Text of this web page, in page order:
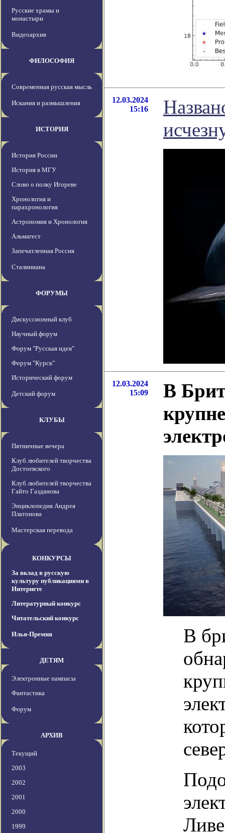
Русские храмы и
монастыри
Видеоархив
ФИЛОСОФИЯ
Современная русская мысль
Искания и размышления
ИСТОРИЯ
История России
История в МГУ
Слово о полку Игореве
Хронология и
парахронология
Астрономия и Хронология
Альмагест
Запечатленная Россия
Сталиниана
ФОРУМЫ
Дискуссионный клуб
Научный форум
Форум "Русская идея"
Форум "Курск"
Исторический форум
Детский форум
КЛУБЫ
Пятничные вечера
Клуб любителей творчества
Достоевского
Клуб любителей творчества
Гайто Газданова
Энциклопедия Андрея
Платонова
Мастерская перевода
КОНКУРСЫ
За вклад в русскую
культуру публикациями в
Интернете
Литературный конкурс
Читательский конкурс
Илья-Премия
ДЕТЯМ
Электронные пампасы
Фантастика
Форум
АРХИВ
Текущий
2003
2002
2001
2000
1999
12.03.2024
15:16
12.03.2024
15:09
В
В